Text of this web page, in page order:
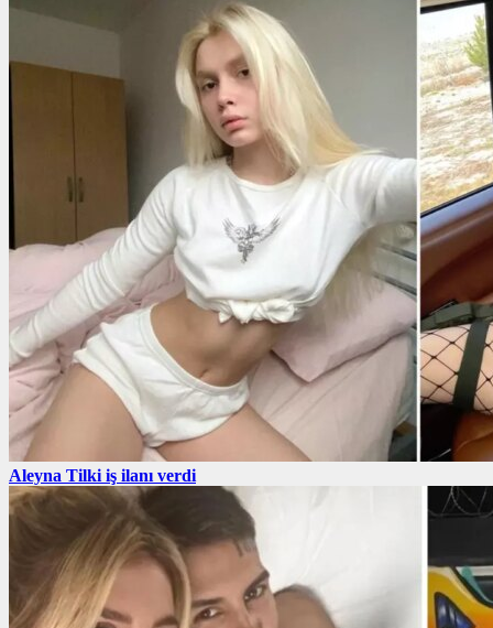
Aleyna Tilki iş ilanı verdi